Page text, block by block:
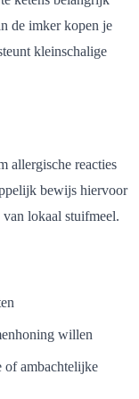
de imker kopen je
kleinschalige
allergische reacties
bewijs hiervoor
lokaal stuifmeel.
willen
of ambachtelijke